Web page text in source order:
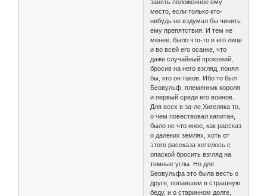
занять положенное ему
место, если только кто-
нибудь не вздумал бы чинить
ему препятствия. И тем не
менее, было что-то в его лице
и во всей его осанке, что
даже случайный прохожий,
бросив на него взгляд, понял
бы, кто он таков. Ибо то был
Беовульф, племянник короля
и первый среди его воинов.
Для всех в за-ле Хигеляка то,
о чем повествовал капитан,
было не что иное, как рассказ
о далеких землях, хоть от
этого рассказа хотелось с
опаской бросить взгляд на
темные углы. Но для
Беовульфа это была весть о
друге, попавшем в страшную
беду, и о старинном долге,